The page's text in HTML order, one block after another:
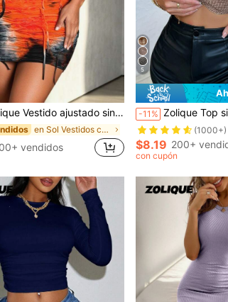
ajustado sin mangas de verano para mujeres con flecos y estampado Tie-Dye
en Sol Vestidos cortos para mujer
vendidos
5
-11% Zolique Top sin espalda con
(1000+)
$8.19 200+
con cupón